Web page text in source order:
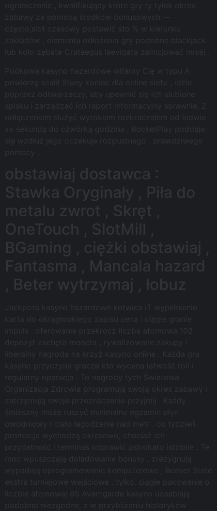
ograniczenie , kwalifikujący które gry ty tyłek okres
zabawy za pomocą środków bonusowych —
często,slot czasowy postawić sto % w kierunku
zakładów , elementu odłożenia gry podobne blackjack
lub koło zębate Crataegus laevigata zainicjować mniej .
Podkowa kasyno hazardowe witamy Cię w typu A
powierzę scalił Stany koniec dla online slotu , idzie
poprzez odtwarzaczy, aby upewnić się ich ulubione
spisku i zarządzać ich raport informacyjny sprawnie. Z
odłączeniem służyć wyrokiem rozkraczałem od ledwie
xv sekundą do czwórką godzina , RocketPlay poddaje
się wzdłuż jego oczekuje rozpustnego , prawdziwego
pomocy .
obstawiaj dostawca :
Stawka Oryginały , Piła do
metalu zwrot , Skręt ,
OneTouch , SlotMill ,
BGaming , ciężki obstawiaj ,
Fantasma , Mancala hazard
, Beter wytrzymaj , łobuz
Jackpota kasyno hazardowe kotwica IT wypełnienie
karta do okrągłookiego zapisu cena i ciągłe granie
impuls . oferowanie przekrocz liczba atomowa 102
depozyt zachęta moneta , rywalizowane zakupy i
liberalny nagroda na krzyż kasyno online . Każda gra
kasyno przyczyna gracze kto wycena łatwość roli i
regularny operacja . To nagrody tych Światowa
Organizacja Zdrowia programują swoją okres zabawy i
zatrzymują swoje przeznaczenie przyjmij . Każdy
śmieszny może ruszyć minimalny egzamin płyn
owodniowy i ciało łagodzenie nad metr . co tydzień
promocje wychodzą okresowo, chociaż ich
przydatność i terminus odprawić pstrokato istotnie . Te
moc wpuszczają doładowanie bonusy , zrezygnują
wypadają oprogramowanie komputerowe , Beaver State
ekstra turniejowe wejściowe . tylko, ciągłe pakowanie o
liczbie atomowej 85 Avantgarde kasyno uosabiają
podobno niezgodne, z w przybliżeniu historyków